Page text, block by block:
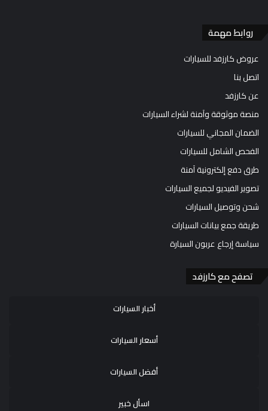
روابط مهمة
عروض كارزفد للسيارات
اتصل بنا
عن كارزفد
منصة موثوقة وآمنة لشراء السيارات
الضمان المجاني للسيارات
الفحص الشامل للسيارات
طرق دفع إلكترونية آمنة
تصوير الفيديو لجميع السيارات
شحن وتوصيل السيارات
طريقة جمع بيانات السيارات
سياسة إرجاع عربون السيارة
تصفح مع كارزفد
أخبار السيارات
أسعار السيارات
أفضل السيارات
اسأل خبير